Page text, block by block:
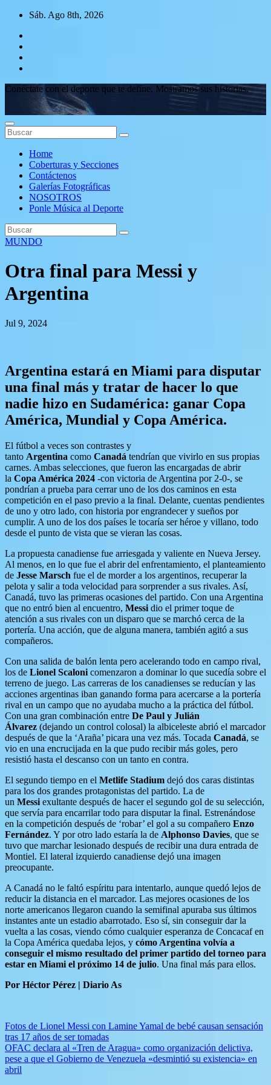
Saltar
contenido
Sáb. Ago 8th, 2026
Conéctate con el deporte que te define. Mostramos sus historias.
Home
Coberturas y Secciones
Contáctenos
Galerías Fotográficas
NOSOTROS
Ponle Música al Deporte
MUNDO
Otra final para Messi y
Argentina
Jul 9, 2024
Argentina estará en Miami para disputar
una final más y tratar de hacer lo que
nadie hizo en Sudamérica: ganar Copa
América, Mundial y Copa América.
El fútbol a veces son contrastes y
tanto Argentina como Canadá tendrían que vivirlo en sus propias
carnes. Ambas selecciones, que fueron las encargadas de abrir
la Copa América 2024 -con victoria de Argentina por 2-0-, se
pondrían a prueba para cerrar uno de los dos caminos en esta
competición en el paso previo a la final. Delante, cuentas pendientes
de uno y otro lado, con historia por engrandecer y sueños por
cumplir. A uno de los dos países le tocaría ser héroe y villano, todo
desde el punto de vista que se vieran las cosas.
La propuesta canadiense fue arriesgada y valiente en Nueva Jersey.
Al menos, en lo que fue el abrir del enfrentamiento, el planteamiento
de Jesse Marsch fue el de morder a los argentinos, recuperar la
pelota y salir a toda velocidad para sorprender a sus rivales. Así,
Canadá, tuvo las primeras ocasiones del partido. Con una Argentina
que no entró bien al encuentro, Messi dio el primer toque de
atención a sus rivales con un disparo que se marchó cerca de la
portería. Una acción, que de alguna manera, también agitó a sus
compañeros.
Con una salida de balón lenta pero acelerando todo en campo rival,
los de Lionel Scaloni comenzaron a dominar lo que sucedía sobre el
terreno de juego. Las carreras de los canadienses se reducían y las
acciones argentinas iban ganando forma para acercarse a la portería
rival en un campo que no ayudaba mucho a la práctica del fútbol.
Con una gran combinación entre De Paul y Julián
Álvarez (dejando un control colosal) la albiceleste abrió el marcador
después de que la ‘Araña’ picara una vez más. Tocada Canadá, se
vio en una encrucijada en la que pudo recibir más goles, pero
resistió hasta el descanso con un tanto en contra.
El segundo tiempo en el Metlife Stadium dejó dos caras distintas
para los dos grandes protagonistas del partido. La de
un Messi exultante después de hacer el segundo gol de su selección,
que servía para encarrilar todo para disputar la final. Estrenándose
en la competición después de ‘robar’ el gol a su compañero Enzo
Fernández. Y por otro lado estaría la de Alphonso Davies, que se
tuvo que marchar lesionado después de recibir una dura entrada de
Montiel. El lateral izquierdo canadiense dejó una imagen
preocupante.
A Canadá no le faltó espíritu para intentarlo, aunque quedó lejos de
reducir la distancia en el marcador. Las mejores ocasiones de los
norte americanos llegaron cuando la semifinal apuraba sus últimos
instantes ante un estadio abarrotado. Eso sí, sin conseguir dar la
vuelta a las cosas, viendo cómo cualquier esperanza de Concacaf en
la Copa América quedaba lejos, y cómo Argentina volvía a
conseguir el mismo resultado del primer partido del torneo para
estar en Miami el próximo 14 de julio. Una final más para ellos.
Por Héctor Pérez | Diario As
Navegación
de
entradas
Fotos de Lionel Messi con Lamine Yamal de bebé causan sensación
tras 17 años de ser tomadas
OFAC declara al «Tren de Aragua» como organización delictiva,
pese a que el Gobierno de Venezuela «desmintió su existencia» en
abril